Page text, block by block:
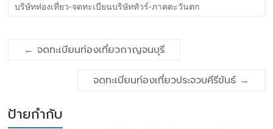
บริษัทท่องเที่ยว-จดทะเบียนบริษัททัวร์-ภาคตะวันตก
← จดทะเบียนท่องเที่ยวกาญจนบุรี
จดทะเบียนท่องเที่ยวประจวบคีรีขันธ์ →
ป้ายกำกับ